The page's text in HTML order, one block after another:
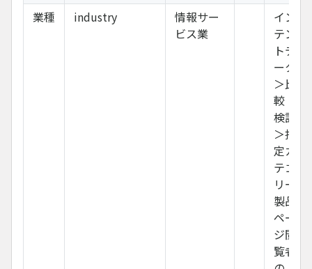
業種
industry
情報サー
ビス業
イン
テン
トデ
ータ
＞比
較・
検討
＞指
定カ
テゴ
リー
製品
ペー
ジ閲
覧者